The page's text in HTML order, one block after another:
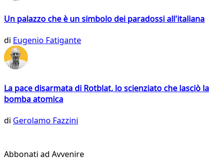
Un palazzo che è un simbolo dei paradossi all'italiana
di Eugenio Fatigante
La pace disarmata di Rotblat, lo scienziato che lasciò la
bomba atomica
di Gerolamo Fazzini
Abbonati ad Avvenire